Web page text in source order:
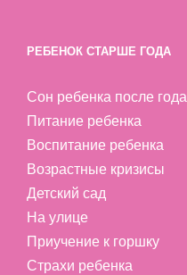
РЕБЕНОК СТАРШЕ ГОДА
Сон ребенка после года
Питание ребенка
Воспитание ребенка
Возрастные кризисы
Детский сад
На улице
Приучение к горшку
Страхи ребенка